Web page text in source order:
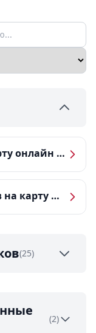
Срочный микрозайм на карту онлайн — получить деньги за 5 минут
Микрозаймы без процентов на карту — ТОП-10 за 2026 год
(25)
(2)